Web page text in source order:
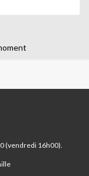
(vendredi 16h00).